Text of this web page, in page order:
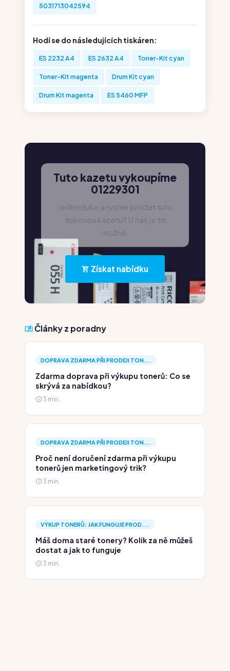
5031713042594
Hodí se do následujících tiskáren:
ES 2232 A4 ES 2632 A4 Toner-Kit cyan
Toner-Kit magenta Drum Kit cyan
Drum Kit magenta ES 5460 MFP
Tuto kazetu vykoupíme
01229301
Jednoduše a rychle prodat tuto
tiskovou kazetu? U nás je to
možné.
Získat nabídku
Články z poradny
DOPRAVA ZDARMA PŘI PRODEJI TON...
Zdarma doprava při výkupu tonerů: Co se
skrývá za nabídkou?
3 min.
DOPRAVA ZDARMA PŘI PRODEJI TON...
Proč není doručení zdarma při výkupu
tonerů jen marketingový trik?
3 min.
VÝKUP TONERŮ: JAK FUNGUJE PROD...
Máš doma staré tonery? Kolik za ně můžeš
dostat a jak to funguje
3 min.